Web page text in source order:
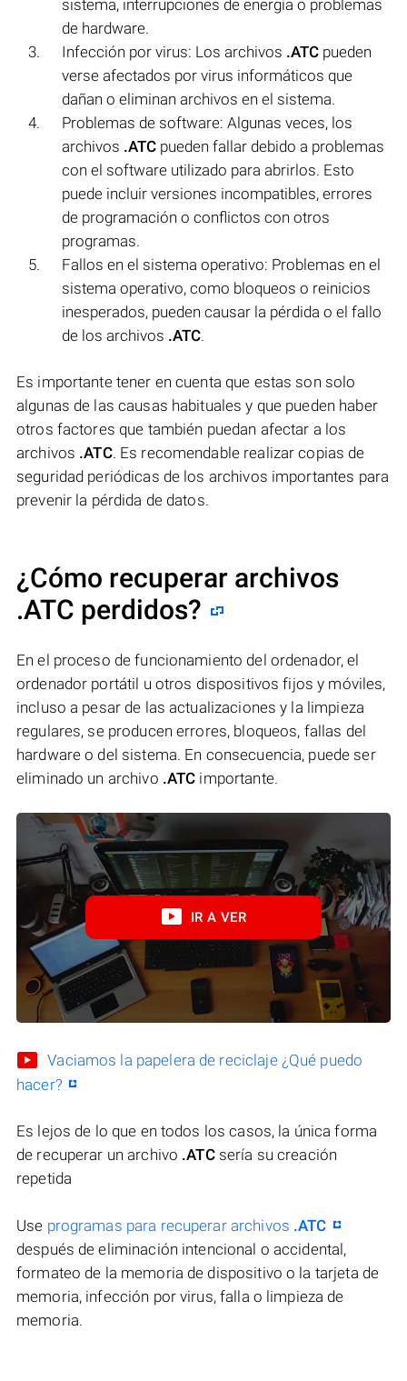
sistema, interrupciones de energía o problemas
de hardware.
Infección por virus: Los archivos .ATC pueden
verse afectados por virus informáticos que
dañan o eliminan archivos en el sistema.
Problemas de software: Algunas veces, los
archivos .ATC pueden fallar debido a problemas
con el software utilizado para abrirlos. Esto
puede incluir versiones incompatibles, errores
de programación o conflictos con otros
programas.
Fallos en el sistema operativo: Problemas en el
sistema operativo, como bloqueos o reinicios
inesperados, pueden causar la pérdida o el fallo
de los archivos .ATC.
Es importante tener en cuenta que estas son solo
algunas de las causas habituales y que pueden haber
otros factores que también puedan afectar a los
archivos .ATC. Es recomendable realizar copias de
seguridad periódicas de los archivos importantes para
prevenir la pérdida de datos.
¿Cómo recuperar archivos
.ATC perdidos?
En el proceso de funcionamiento del ordenador, el
ordenador portátil u otros dispositivos fijos y móviles,
incluso a pesar de las actualizaciones y la limpieza
regulares, se producen errores, bloqueos, fallas del
hardware o del sistema. En consecuencia, puede ser
eliminado un archivo .ATC importante.
IR A VER
Vaciamos la papelera de reciclaje ¿Qué puedo
hacer?
Es lejos de lo que en todos los casos, la única forma
de recuperar un archivo .ATCsería su creación
repetida
Use programas para recuperar archivos .ATC
después de eliminación intencional o accidental,
formateo de la memoria de dispositivo o la tarjeta de
memoria, infección por virus, falla o limpieza de
memoria.